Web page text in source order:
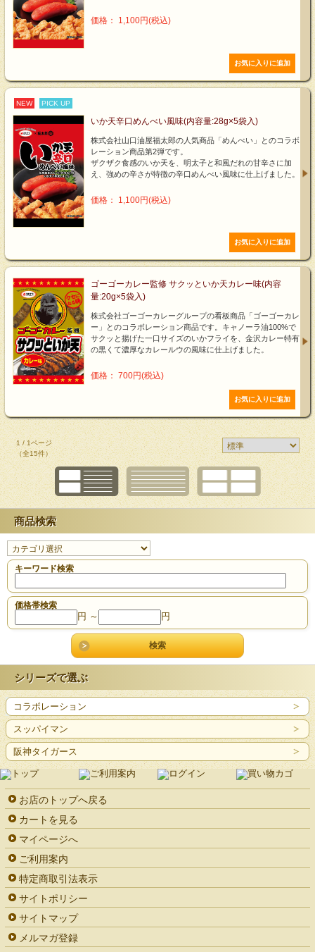
価格： 1,100円(税込)
NEW PICK UP
いか天辛口めんべい風味(内容量:28g×5袋入)
株式会社山口油屋福太郎の人気商品「めんべい」とのコラボ
レーション商品第2弾です。
ザクザク食感のいか天を、明太子と和風だれの甘辛さに加
え、強めの辛さが特徴の辛口めんべい風味に仕上げました。
価格： 1,100円(税込)
ゴーゴーカレー監修 サクッといか天カレー味(内容
量:20g×5袋入)
株式会社ゴーゴーカレーグループの看板商品「ゴーゴーカレ
ー」とのコラボレーション商品です。キャノーラ油100%で
サクッと揚げた一口サイズのいかフライを、金沢カレー特有
の黒くて濃厚なカレールウの風味に仕上げました。
価格： 700円(税込)
1 / 1ページ
（全15件）
商品検索
キーワード検索
価格帯検索
円 ～ 円
シリーズで選ぶ
コラボレーション
スッパイマン
阪神タイガース
お店のトップへ戻る
カートを見る
マイページへ
ご利用案内
特定商取引法表示
サイトポリシー
サイトマップ
メルマガ登録